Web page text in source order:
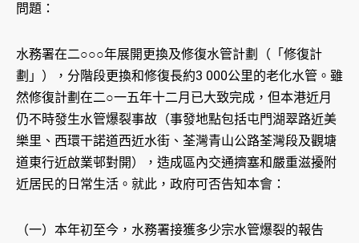
問題：
水務署在二○○○年展開更換及修復水管計劃（「修復計
劃」），分階段更換和修復長約3 000公里的老化水管。雖
然修復計劃在二○一五年十二月已大致完成，但本港近月
仍不時發生水管爆裂事故（事發地點包括屯門湖翠路近美
樂里、西環干諾道西近水街、荃灣青山公路荃灣段及觀塘
道東行近啟業邨對開），造成區內交通擠塞和嚴重滋擾附
近居民的日常生活。就此，政府可否告知本會：
（一）本年初至今，水務署接獲多少宗水管爆裂的報告